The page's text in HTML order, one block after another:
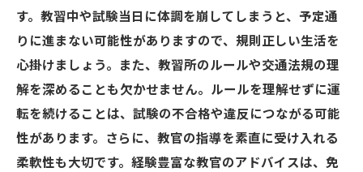
す。教習中や試験当日に体調を崩してしまうと、予定通
りに進まない可能性がありますので、規則正しい生活を
心掛けましょう。また、教習所のルールや交通法規の理
解を深めることも欠かせません。ルールを理解せずに運
転を続けることは、試験の不合格や違反につながる可能
性があります。さらに、教官の指導を素直に受け入れる
柔軟性も大切です。経験豊富な教官のアドバイスは、免